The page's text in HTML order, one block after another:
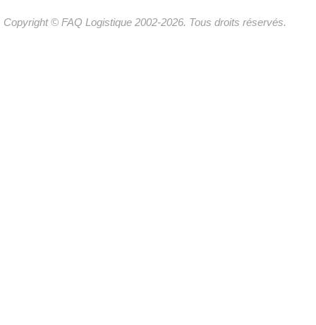
Copyright © FAQ Logistique 2002-2026. Tous droits réservés.